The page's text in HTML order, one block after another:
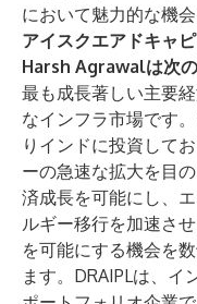
において魅力的な機
アイスクエアドキャ
Harsh Agrawalは次の
最も成長著しい主要
なインフラ市場です
りインドに投資して
ーの急速な拡大を目
済成長を可能にし、
ルギー移行を加速さ
を可能にする機会を
ます。DRAIPLは、